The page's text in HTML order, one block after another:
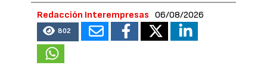
Redacción Interempresas 06/08/2026
802